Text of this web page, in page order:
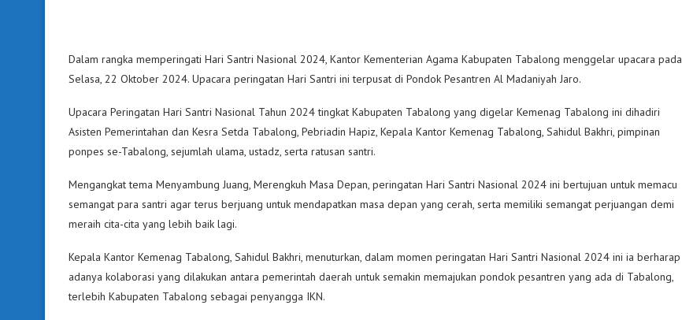
Dalam rangka memperingati Hari Santri Nasional 2024, Kantor Kementerian Agama Kabupaten Tabalong menggelar upacara pada
Selasa, 22 Oktober 2024. Upacara peringatan Hari Santri ini terpusat di Pondok Pesantren Al Madaniyah Jaro.
Upacara Peringatan Hari Santri Nasional Tahun 2024 tingkat Kabupaten Tabalong yang digelar Kemenag Tabalong ini dihadiri
Asisten Pemerintahan dan Kesra Setda Tabalong, Pebriadin Hapiz, Kepala Kantor Kemenag Tabalong, Sahidul Bakhri, pimpinan
ponpes se-Tabalong, sejumlah ulama, ustadz, serta ratusan santri.
Mengangkat tema Menyambung Juang, Merengkuh Masa Depan, peringatan Hari Santri Nasional 2024 ini bertujuan untuk memacu
semangat para santri agar terus berjuang untuk mendapatkan masa depan yang cerah, serta memiliki semangat perjuangan demi
meraih cita-cita yang lebih baik lagi.
Kepala Kantor Kemenag Tabalong, Sahidul Bakhri, menuturkan, dalam momen peringatan Hari Santri Nasional 2024 ini ia berharap
adanya kolaborasi yang dilakukan antara pemerintah daerah untuk semakin memajukan pondok pesantren yang ada di Tabalong,
terlebih Kabupaten Tabalong sebagai penyangga IKN.